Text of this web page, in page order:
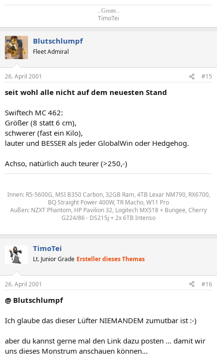
...Greats...
TimoTei​
Blutschlumpf
Fleet Admiral
26. April 2001 #15
seit wohl alle nicht auf dem neuesten Stand
Swiftech MC 462:
Größer (8 statt 6 cm),
schwerer (fast ein Kilo),
lauter und BESSER als jeder GlobalWin oder Hedgehog.
Achso, natürlich auch teurer (>250,-)
Innen: R5-5600G, MSI B350 Carbon, 32GB Ram, 4TB Lexar NM790, RX6700,
BQ Straight Power 400W, TR Macho, W11 Pro
Außen: NZXT Phantom, HP Pavilion 32, Logitech MX518 + Bungee, Cherry
G224/86 - DS215j + 2x 6TB Intenso
TimoTei
Lt. Junior Grade Ersteller dieses Themas
26. April 2001 #16
@ Blutschlumpf
Ich glaube das dieser Lüfter NIEMANDEM zumutbar ist :-)
aber du kannst gerne mal den Link dazu posten ... damit wir
uns dieses Monstrum anschauen können...